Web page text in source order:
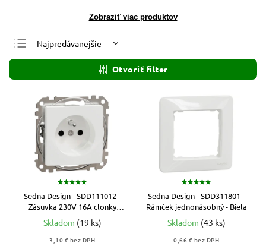
Zobraziť viac produktov
Najpredávanejšie
Najlacnejšie
Najdrahšie
Abecedne
Otvoriť filter
Sedna Design - SDD111012 -
Zásuvka 230V 16A clonky
bezskrutková - Biela
Skladom (19 ks)
3,10 € bez DPH
Sedna Design - SDD311801 -
Rámček jednonásobný - Biela
Skladom (43 ks)
0,66 € bez DPH